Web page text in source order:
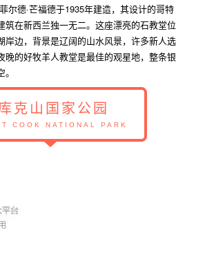
尔德·芒福德于1935年建造，其设计的哥特
筑在新西兰独一无二。这座漂亮的石教堂位
岸边，背景是辽阔的山水风景，许多新人选
晚的好牧羊人教堂是最佳的观星地，整条银
克山国家公园
COOK NATIONAL PARK